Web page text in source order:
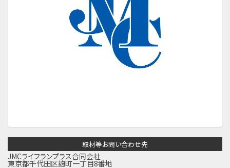
取材等お問い合わせ先
JMCライフランプラス合同会社
東京都千代田区麹町一丁目8番地